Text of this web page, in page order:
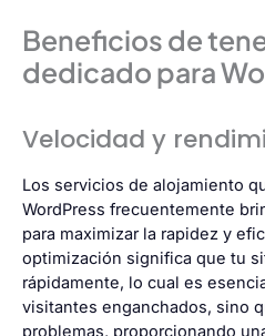
Beneficios de
dedicado para
Velocidad y
Los servicios de alojamiento
WordPress frecuentemente
para maximizar la rapidez y
optimización significa que tu
rápidamente, lo cual es
visitantes enganchados, sino
problemas, proporcionando